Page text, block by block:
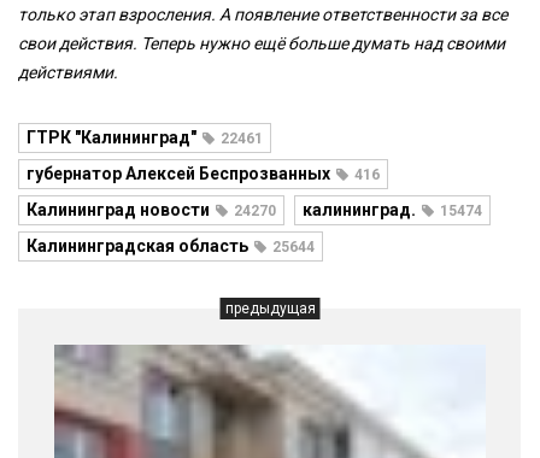
только этап взросления. А появление ответственности за все
свои действия. Теперь нужно ещё больше думать над своими
действиями.
ГТРК "Калининград" 22461
губернатор Алексей Беспрозванных 416
Калининград новости 24270 калининград. 15474
Калининградская область 25644
предыдущая